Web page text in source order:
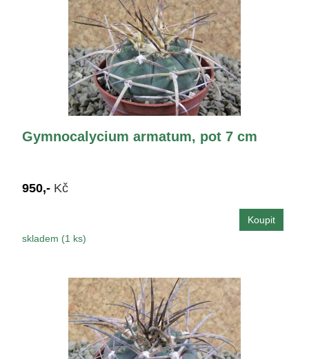
Gymnocalycium armatum, pot 7 cm
950,- Kč
skladem (1 ks)